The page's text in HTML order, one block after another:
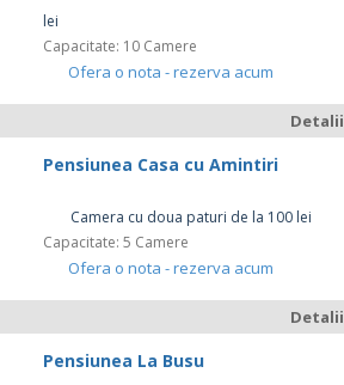
lei
Capacitate: 10 Camere
Ofera o nota - rezerva acum
Detalii
Pensiunea Casa cu Amintiri
Camera cu doua paturi de la 100 lei
Capacitate: 5 Camere
Ofera o nota - rezerva acum
Detalii
Pensiunea La Busu